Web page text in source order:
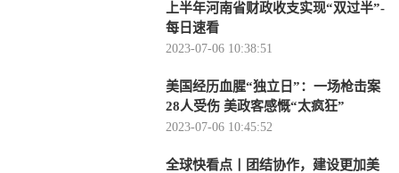
上半年河南省财政收支实现“双过半”-
每日速看
2023-07-06 10:38:51
美国经历血腥“独立日”：一场枪击案
28人受伤 美政客感慨“太疯狂”
2023-07-06 10:45:52
全球快看点丨团结协作，建设更加美